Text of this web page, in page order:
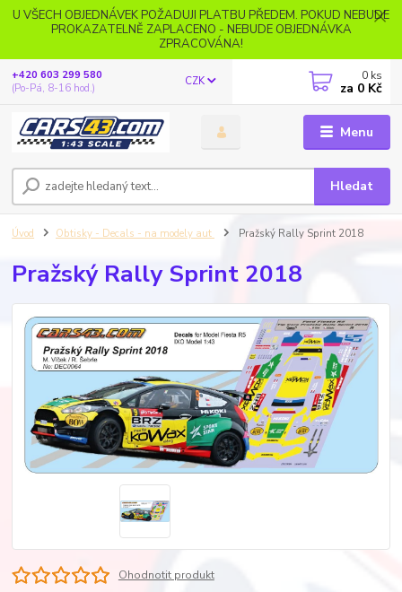
U VŠECH OBJEDNÁVEK POŽADUJI PLATBU PŘEDEM. POKUD NEBUDE
PROKAZATELNĚ ZAPLACENO - NEBUDE OBJEDNÁVKA
ZPRACOVÁNA!
Menu
CZK
Hledat
+420 603 299 580
(Po-Pá, 8-16 hod.)
0 ks
za 0 Kč
Úvod Obtisky - Decals - na modely aut Pražský Rally Sprint 2018
Pražský Rally Sprint 2018
Ohodnotit produkt